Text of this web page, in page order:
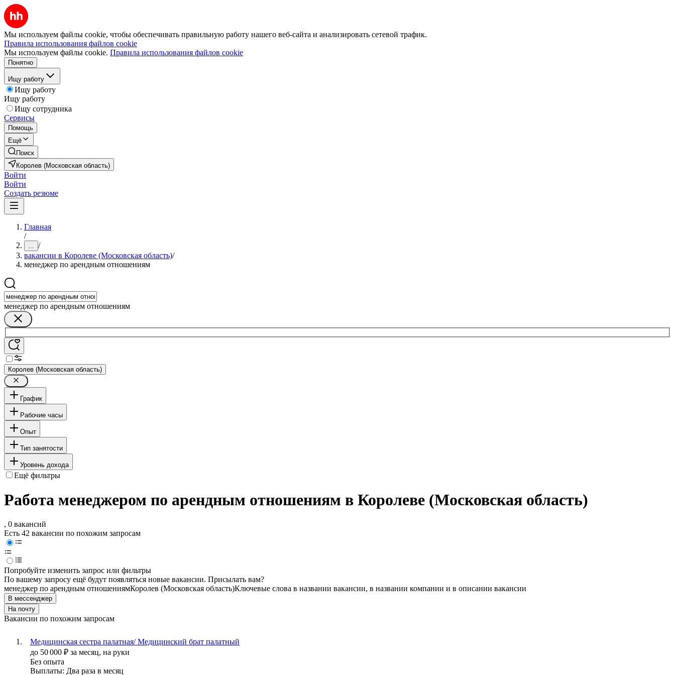
Мы используем файлы cookie, чтобы обеспечивать правильную работу нашего веб-сайта и анализировать сетевой трафик.
Правила использования файлов cookie
Мы используем файлы cookie. Правила использования файлов cookie
Понятно
Ищу работу
Ищу работу
Ищу работу
Ищу сотрудника
Сервисы
Помощь
Ещё
Поиск
Королев (Московская область)
Войти
Войти
Создать резюме
Главная
/
... /
вакансии в Королеве (Московская область)/
менеджер по арендным отношениям
менеджер по арендным отношениям
Королев (Московская область)
График
Рабочие часы
Опыт
Тип занятости
Уровень дохода
Ещё фильтры
Работа менеджером по арендным отношениям в Королеве (Московская область)
, 0 вакансий
Есть 42 вакансии по похожим запросам
Попробуйте изменить запрос или фильтры
По вашему запросу ещё будут появляться новые вакансии. Присылать вам?
менеджер по арендным отношениямКоролев (Московская область)Ключевые слова в названии вакансии, в названии компании и в описании вакансии
В мессенджер
На почту
Вакансии по похожим запросам
Медицинская сестра палатная/ Медицинский брат палатный
до 50 000 ₽ за месяц, на руки
Без опыта
Выплаты: Два раза в месяц